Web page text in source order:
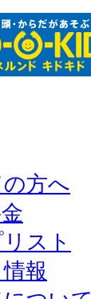
方へ
スト
報